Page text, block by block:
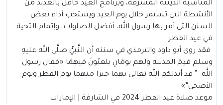
المناسبة الدينية المشرفة، وبرنامج العيد حافل بالعديد من
الأنشطة التي تستمر خلال يوم العيد ويستحب أداء بعض
السنن التي أمر بها رسول الله، أفضل الصلوات، وإتمام التحية
في عيد الفطر
فقد روى أبو داود والترمذي في سننه أن النَّبيُّ صلَّى الله عليهِ
وسلم قدِمَ المدينة ولهم يومَانِ يلعبُونَ فيهِمَا «فقال رسول
الله ” قد أبدلكم الله تعالى بهما خيرا منهما يوم الفطر ويوم
الأضحى”»
موعد صلاة عيد الفطر 2024 في الشارقة | الإمارات